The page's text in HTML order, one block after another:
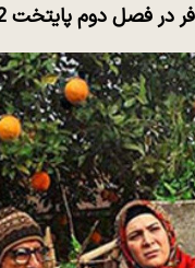
در فصل دوم پایتخت 1392